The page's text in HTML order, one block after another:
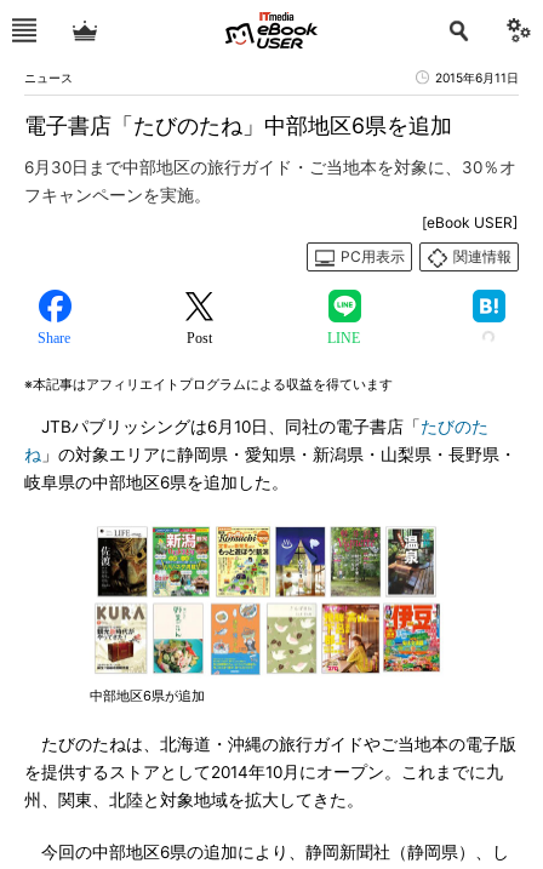
ニュース 2015年6月11日
電子書店「たびのたね」中部地区6県を追加
6月30日まで中部地区の旅行ガイド・ご当地本を対象に、30％オ
フキャンペーンを実施。
[eBook USER]
PC用表示
関連情報
Share Post LINE
※本記事はアフィリエイトプログラムによる収益を得ています
JTBパブリッシングは6月10日、同社の電子書店「たびのた
ね 」の対象エリアに静岡県・愛知県・新潟県・山梨県・長野県・
岐阜県の中部地区6県を追加した。
中部地区6県が追加
たびのたねは、北海道・沖縄の旅行ガイドやご当地本の電子版
を提供するストアとして2014年10月にオープン。これまでに九
州、関東、北陸と対象地域を拡大してきた。
今回の中部地区6県の追加により、静岡新聞社（静岡県）、し